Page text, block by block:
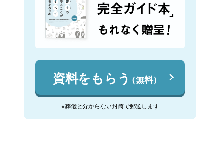
資料をもらう（無料）
※葬儀と分からない封筒で郵送します